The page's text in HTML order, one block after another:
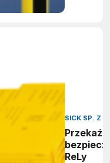
SICK SP. Z
ReLy